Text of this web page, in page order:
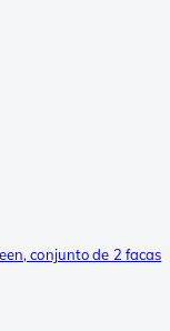
conjunto de 2 facas